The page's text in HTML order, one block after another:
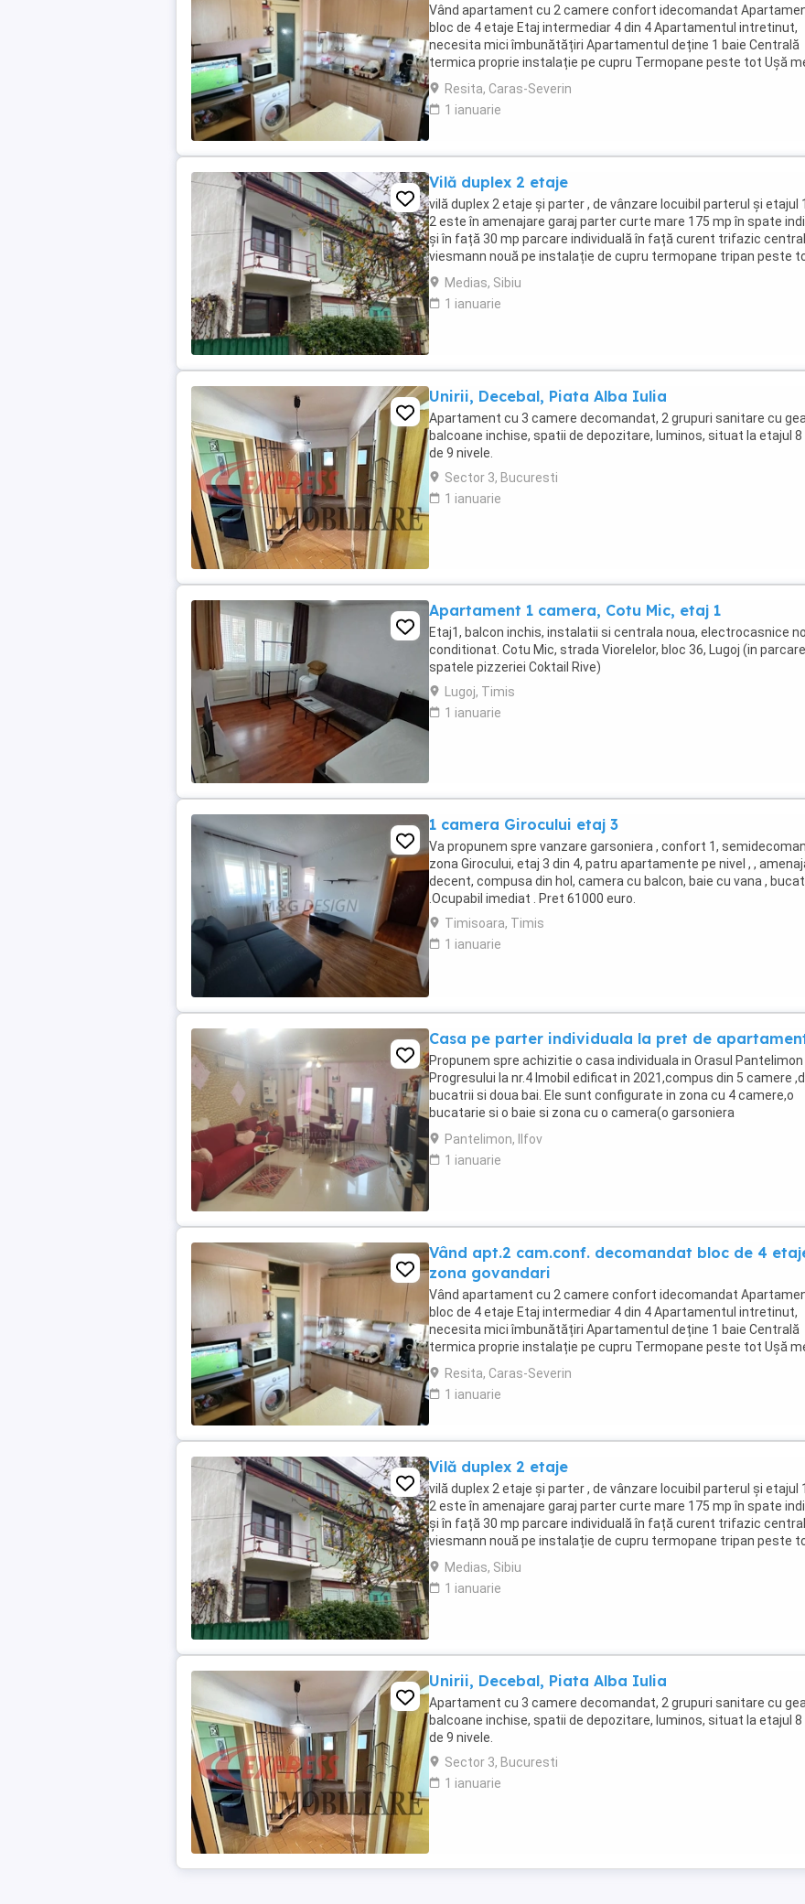
Vând apartament cu 2 camere confort idecomandat
bloc de 4 etaje Etaj intermediar 4 din 4 Apartamentul intretinut,
necesita mici îmbunătățiri Apartamentul deține 1 baie Centrală
termica proprie instalație pe cupru Termopane peste tot Ușă
la intrare Zonă liniștită, excelenta ...
Resita, Caras-Severin
1 ianuarie
Vilă duplex 2 etaje
vilă duplex 2 etaje și parter , de vânzare locuibil parterul și etajul
2 este în amenajare garaj parter curte mare 175 mp în spate
și în față 30 mp parcare individuală în față curent trifazic
viesmann nouă pe instalație de cupru termopane tripan peste
este ...
Medias, Sibiu
1 ianuarie
Unirii, Decebal, Piata Alba Iulia
Apartament cu 3 camere decomandat, 2 grupuri sanitare cu
balcoane inchise, spatii de depozitare, luminos, situat la etajul 8
de 9 nivele.
Sector 3, Bucuresti
1 ianuarie
Apartament 1 camera, Cotu Mic, etaj 1
Etaj1, balcon inchis, instalatii si centrala noua, electrocasnice
conditionat. Cotu Mic, strada Viorelelor, bloc 36, Lugoj (in
spatele pizzeriei Coktail Rive)
Lugoj, Timis
1 ianuarie
1 camera Girocului etaj 3
Va propunem spre vanzare garsoniera , confort 1,
zona Girocului, etaj 3 din 4, patru apartamente pe nivel , ,
decent, compusa din hol, camera cu balcon, baie cu vana ,
.Ocupabil imediat . Pret 61000 euro.
Timisoara, Timis
1 ianuarie
Casa pe parter individuala la pret de
Propunem spre achizitie o casa individuala in Orasul Pantelimon
Progresului la nr.4 Imobil edificat in 2021,compus din 5 camere
bucatrii si doua bai. Ele sunt configurate in zona cu 4 camere,o
bucatarie si o baie si zona cu o camera(o garsoniera
separata)compusa din bucatarie,camera si ...
Pantelimon, Ilfov
1 ianuarie
Vând apt.2 cam.conf. decomandat bloc de 4
zona govandari
Vând apartament cu 2 camere confort idecomandat
bloc de 4 etaje Etaj intermediar 4 din 4 Apartamentul intretinut,
necesita mici îmbunătățiri Apartamentul deține 1 baie Centrală
termica proprie instalație pe cupru Termopane peste tot Ușă
la intrare Zonă liniștită, excelenta ...
Resita, Caras-Severin
1 ianuarie
Vilă duplex 2 etaje
vilă duplex 2 etaje și parter , de vânzare locuibil parterul și etajul
2 este în amenajare garaj parter curte mare 175 mp în spate
și în față 30 mp parcare individuală în față curent trifazic
viesmann nouă pe instalație de cupru termopane tripan peste
este ...
Medias, Sibiu
1 ianuarie
Unirii, Decebal, Piata Alba Iulia
Apartament cu 3 camere decomandat, 2 grupuri sanitare cu
balcoane inchise, spatii de depozitare, luminos, situat la etajul 8
de 9 nivele.
Sector 3, Bucuresti
1 ianuarie